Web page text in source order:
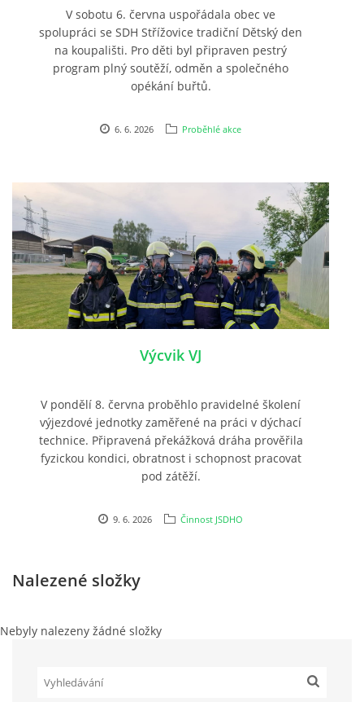
V sobotu 6. června uspořádala obec ve
spolupráci se SDH Střížovice tradiční Dětský den
na koupališti. Pro děti byl připraven pestrý
program plný soutěží, odměn a společného
opékání buřtů.
6. 6. 2026 Proběhlé akce
Výcvik VJ
V pondělí 8. června proběhlo pravidelné školení
výjezdové jednotky zaměřené na práci v dýchací
technice. Připravená překážková dráha prověřila
fyzickou kondici, obratnost i schopnost pracovat
pod zátěží.
9. 6. 2026 Činnost JSDHO
Nalezené složky
Nebyly nalezeny žádné složky